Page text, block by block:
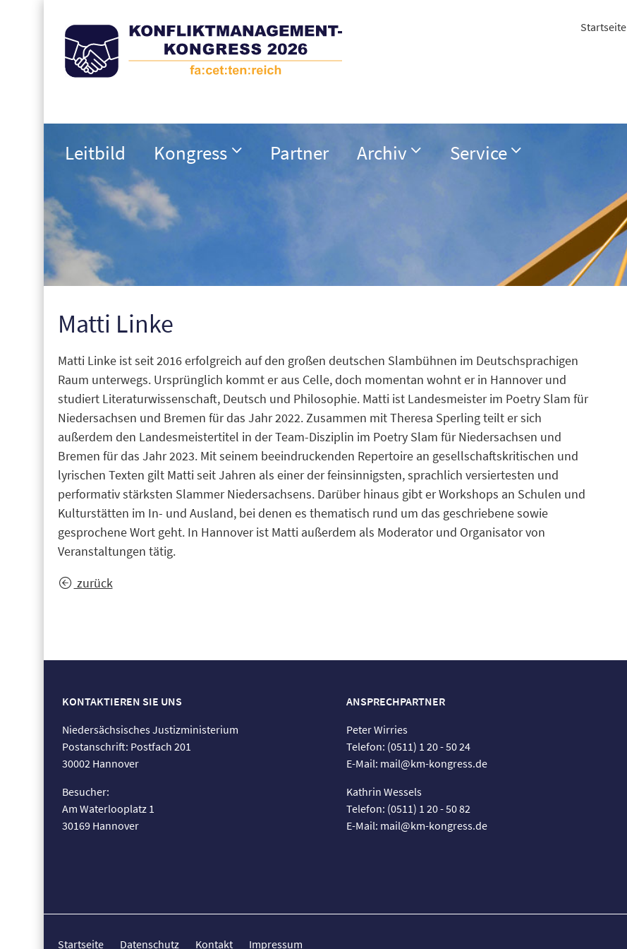
Startseite
Leitbild Kongress Partner Archiv Service
Matti Linke
Matti Linke ist seit 2016 erfolgreich auf den großen deutschen Slambühnen im Deutschsprachigen
Raum unterwegs. Ursprünglich kommt er aus Celle, doch momentan wohnt er in Hannover und
studiert Literaturwissenschaft, Deutsch und Philosophie. Matti ist Landesmeister im Poetry Slam für
Niedersachsen und Bremen für das Jahr 2022. Zusammen mit Theresa Sperling teilt er sich
außerdem den Landesmeistertitel in der Team-Disziplin im Poetry Slam für Niedersachsen und
Bremen für das Jahr 2023. Mit seinem beeindruckenden Repertoire an gesellschaftskritischen und
lyrischen Texten gilt Matti seit Jahren als einer der feinsinnigsten, sprachlich versiertesten und
performativ stärksten Slammer Niedersachsens. Darüber hinaus gibt er Workshops an Schulen und
Kulturstätten im In- und Ausland, bei denen es thematisch rund um das geschriebene sowie
gesprochene Wort geht. In Hannover ist Matti außerdem als Moderator und Organisator von
Veranstaltungen tätig.
zurück
KONTAKTIEREN SIE UNS
Niedersächsisches Justizministerium
Postanschrift: Postfach 201
30002 Hannover
Besucher:
Am Waterlooplatz 1
30169 Hannover
ANSPRECHPARTNER
Peter Wirries
Telefon: (0511) 1 20 - 50 24
E-Mail: mail@km-kongress.de
Kathrin Wessels
Telefon: (0511) 1 20 - 50 82
E-Mail: mail@km-kongress.de
Startseite Datenschutz Kontakt Impressum